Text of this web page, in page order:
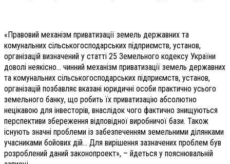
«Правовий механізм приватизації земель державних та
комунальних сільськогосподарських підприємств, установ,
організацій визначений у статті 25 Земельного кодексу України
доволі неякісно… чинний механізм приватизації земель державних
та комунальних сільськогосподарських підприємств, установ,
організацій позбавляє вказані юридичні особи практично усього
земельного банку, що робить їх приватизацію абсолютно
нецікавою для інвесторів, внаслідок чого фактично знищуються
перспективи збереження відповідної виробничої бази. Також
існують значні проблеми із забезпеченням земельними ділянками
учасниками бойових дій… Для вирішення зазначених проблем був
розроблений даний законопроект», – йдеться у пояснювальній